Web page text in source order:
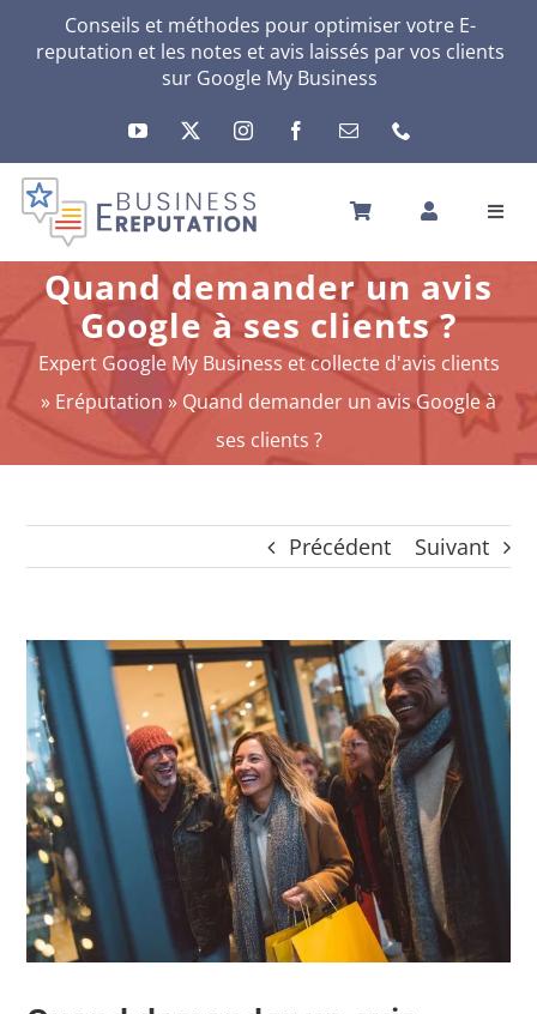
Conseils et méthodes pour optimiser votre E-
reputation et les notes et avis laissés par vos clients
sur Google My Business
ACCUEIL
VOTRE E-RÉPUTATION
VOTRE ACTIVITÉ
MES SERVICES
AUTRES SOLUTIONS
ACTU
mon compte
RECHERCHER:
Français
Quand demander un avis
Google à ses clients ?
Expert Google My Business et collecte d'avis clients
» Eréputation » Quand demander un avis Google à
ses clients ?
Précédent Suivant
Voir
l'image
agrandie